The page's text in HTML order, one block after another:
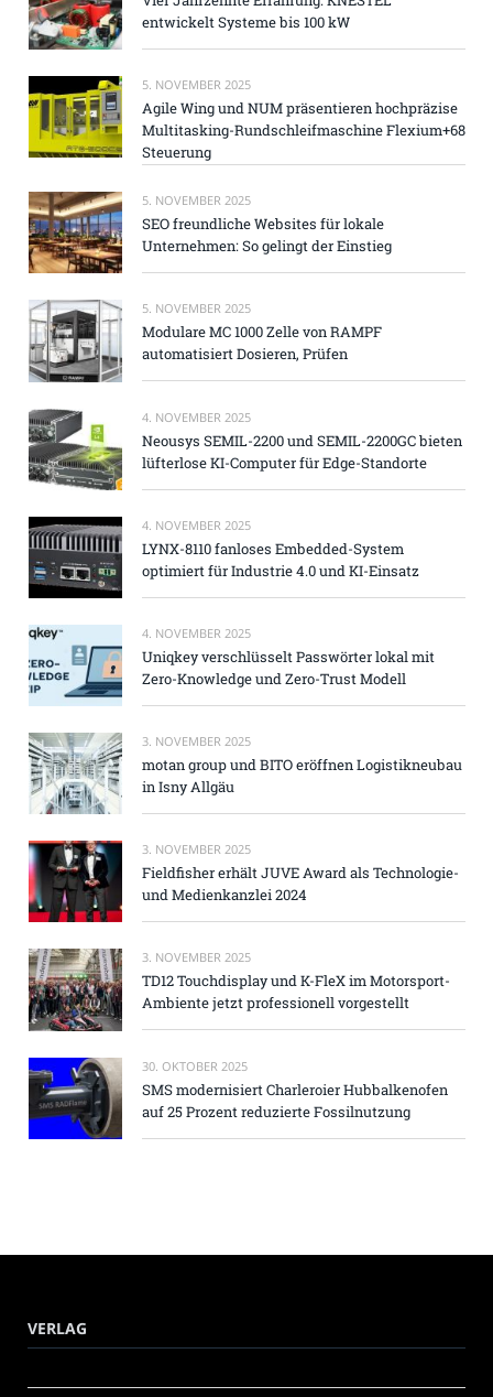
entwickelt Systeme bis 100 kW
5. NOVEMBER 2025
Agile Wing und NUM präsentieren hochpräzise
Multitasking-Rundschleifmaschine Flexium+68
Steuerung
5. NOVEMBER 2025
SEO freundliche Websites für lokale
Unternehmen: So gelingt der Einstieg
5. NOVEMBER 2025
Modulare MC 1000 Zelle von RAMPF
automatisiert Dosieren, Prüfen
4. NOVEMBER 2025
Neousys SEMIL-2200 und SEMIL-2200GC bieten
lüfterlose KI-Computer für Edge-Standorte
4. NOVEMBER 2025
LYNX-8110 fanloses Embedded-System
optimiert für Industrie 4.0 und KI-Einsatz
4. NOVEMBER 2025
Uniqkey verschlüsselt Passwörter lokal mit
Zero-Knowledge und Zero-Trust Modell
3. NOVEMBER 2025
motan group und BITO eröffnen Logistikneubau
in Isny Allgäu
3. NOVEMBER 2025
Fieldfisher erhält JUVE Award als Technologie-
und Medienkanzlei 2024
3. NOVEMBER 2025
TD12 Touchdisplay und K-FleX im Motorsport-
Ambiente jetzt professionell vorgestellt
30. OKTOBER 2025
SMS modernisiert Charleroier Hubbalkenofen
auf 25 Prozent reduzierte Fossilnutzung
VERLAG